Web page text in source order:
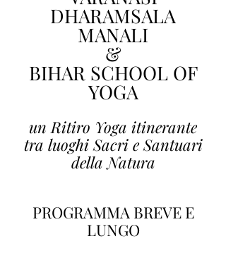
DHARAMSALA
MANALI
&
BIHAR SCHOOL OF
YOGA
un Ritiro Yoga itinerante
tra luoghi Sacri e Santuari
della Natura
PROGRAMMA BREVE E
LUNGO